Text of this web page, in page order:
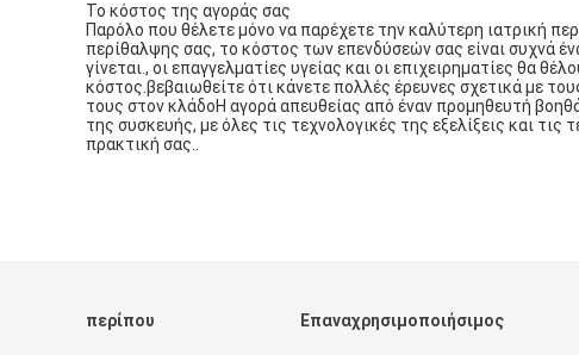
Το κόστος της αγοράς σας
Παρόλο που θέλετε μόνο να παρέχετε την καλύτερη ιατρική
περίθαλψης σας, το κόστος των επενδύσεών σας είναι συχνά
γίνεται., οι επαγγελματίες υγείας και οι επιχειρηματίες θα
κόστος.βεβαιωθείτε ότι κάνετε πολλές έρευνες σχετικά με
τους στον κλάδοΗ αγορά απευθείας από έναν προμηθευτή
της συσκευής, με όλες τις τεχνολογικές της εξελίξεις και
πρακτική σας..
περίπου Επαναχρησιμοποιήσιμος